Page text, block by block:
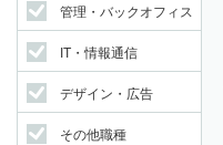
管理・バックオフィス
IT・情報通信
デザイン・広告
その他職種